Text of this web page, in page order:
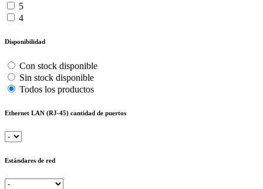
5
4
Disponibilidad
Con stock disponible
Sin stock disponible
Todos los productos
Ethernet LAN (RJ-45) cantidad de puertos
Estándares de red